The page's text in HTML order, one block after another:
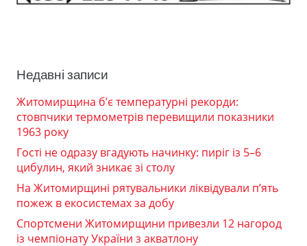
Недавні записи
Житомирщина б’є температурні рекорди:
стовпчики термометрів перевищили показники
1963 року
Гості не одразу вгадують начинку: пиріг із 5–6
цибулин, який зникає зі столу
На Житомирщині рятувальники ліквідували п’ять
пожеж в екосистемах за добу
Спортсмени Житомирщини привезли 12 нагород
із чемпіонату України з акватлону